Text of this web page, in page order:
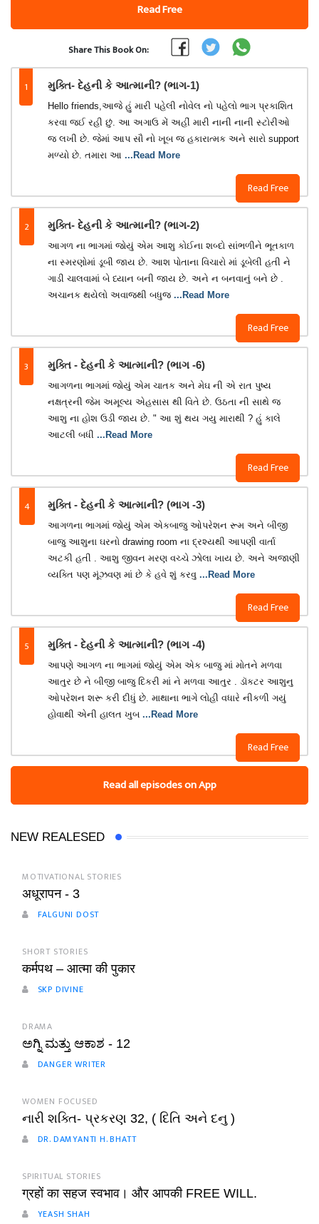
Read Free
Share This Book On:
1 મુક્તિ- દેહની કે આત્માની? (ભાગ-1)
Read Free
Hello friends,આજે હું મારી પહેલી નોવેલ નો પહેલો ભાગ પ્રકાશિત
કરવા જઈ રહી છું. આ અગાઉ મેં અહીં મારી નાની નાની સ્ટોરીઓ
જ લખી છે. જેમાં આપ સૌ નો ખૂબ જ હકારાત્મક અને સારો support
મળ્યો છે. તમારા આ ...Read More
2 મુક્તિ- દેહની કે આત્માની? (ભાગ-2)
Read Free
આગળ ના ભાગમાં જોયું એમ આશુ કોઈના શબ્દો સાંભળીને ભૂતકાળ
ના સ્મરણોમાં ડૂબી જાય છે. આશ પોતાના વિચારો માં ડૂબેલી હતી ને
ગાડી ચાલવામાં બે ધ્યાન બની જાય છે. અને ન બનવાનું બને છે .
અચાનક થયેલો અવાજથી બધુજ ...Read More
3 મુક્તિ - દેહની કે આત્માની? (ભાગ -6)
Read Free
આગળના ભાગમાં જોયું એમ ચાતક અને મેઘ ની એ રાત પુષ્ય
નક્ષત્રની જેમ અમૂલ્ય એહસાસ થી વિતે છે. ઉઠતા ની સાથે જ
આશુ ના હોશ ઉડી જાય છે. " આ શું થય ગયુ મારાથી ? હું કાલે
આટલી બધી ...Read More
4 મુક્તિ - દેહની કે આત્માની? (ભાગ -3)
Read Free
આગળના ભાગમાં જોયું એમ એકબાજુ ઓપરેશન રૂમ અને બીજી
બાજુ આશુના ઘરનો drawing room ના દ્રશ્યથી આપણી વાર્તા
અટકી હતી . આશુ જીવન મરણ વચ્ચે ઝોલા ખાય છે. અને અજાણી
વ્યક્તિ પણ મૂંઝવણ માં છે કે હવે શું કરવુ ...Read More
5 મુક્તિ - દેહની કે આત્માની? (ભાગ -4)
Read Free
આપણે આગળ ના ભાગમાં જોયું એમ એક બાજુ માં મોતને મળવા
આતુર છે ને બીજી બાજુ દિકરી માં ને મળવા આતુર . ડૉકટર આશુનુ
ઓપરેશન શરૂ કરી દીધું છે. માથાના ભાગે લોહી વધારે નીકળી ગયું
હોવાથી એની હાલત ખુબ ...Read More
Read all episodes on App
NEW REALESED
MOTIVATIONAL STORIES
अधूरापन - 3
FALGUNI DOST
SHORT STORIES
कर्मपथ – आत्मा की पुकार
SKP DIVINE
DRAMA
ಅಗ್ನಿ ಮತ್ತು ಆಕಾಶ - 12
DANGER WRITER
WOMEN FOCUSED
નારી શક્તિ- પ્રકરણ 32, ( દિતિ અને દનુ )
DR. DAMYANTI H. BHATT
SPIRITUAL STORIES
ग्रहों का सहज स्वभाव। और आपकी FREE WILL.
YEASH SHAH